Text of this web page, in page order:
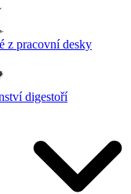
z pracovní desky
digestoří